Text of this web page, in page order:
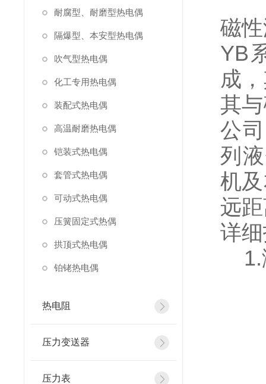
耐腐型、耐磨型热电偶
隔爆型、本安型热电偶
吹气型热电偶
化工专用热电偶
装配式热电偶
高温耐磨热电偶
铠装式热电偶
套管式热电偶
可动式热电偶
压簧固定式热偶
拱顶式热电偶
铂铑热电偶
热电阻
压力变送器
压力表
磁
YB
成
其
公
列
机
远
详
1.